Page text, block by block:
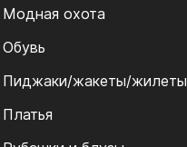
Модная охота
Обувь
Пиджаки/жакеты/жилеты
Платья